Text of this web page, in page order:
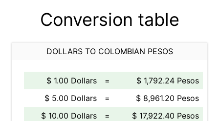
Conversion table
DOLLARS TO COLOMBIAN PESOS
$ 1.00 Dollars =
$ 1,792.24 Pesos
$ 5.00 Dollars
=
$ 8,961.20 Pesos
$ 10.00 Dollars
=
$ 17,922.40 Pesos